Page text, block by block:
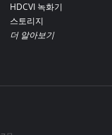
HDCVI 녹화기
스토리지
더 알아보기